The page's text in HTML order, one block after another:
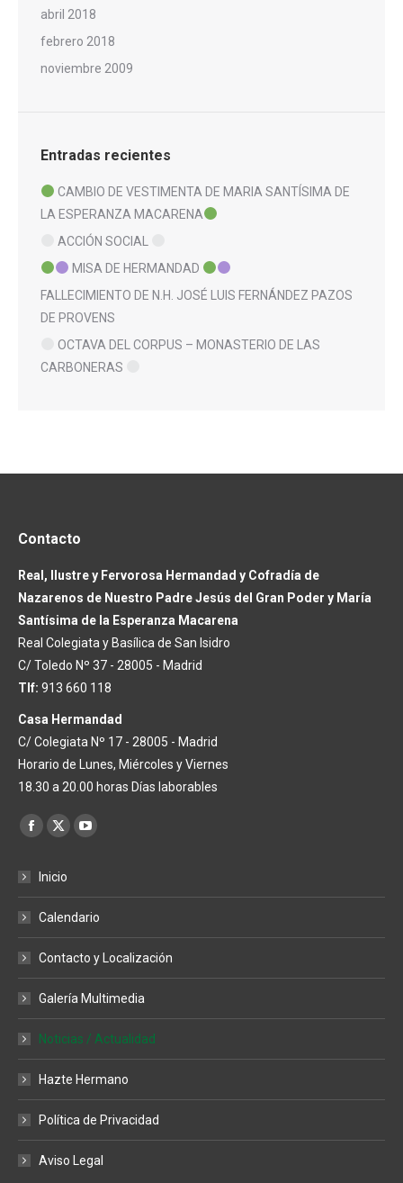
abril 2018
febrero 2018
noviembre 2009
Entradas recientes
CAMBIO DE VESTIMENTA DE MARIA SANTÍSIMA DE
LA ESPERANZA MACARENA
ACCIÓN SOCIAL
MISA DE HERMANDAD
FALLECIMIENTO DE N.H. JOSÉ LUIS FERNÁNDEZ PAZOS
DE PROVENS
OCTAVA DEL CORPUS – MONASTERIO DE LAS
CARBONERAS
Contacto
Real, Ilustre y Fervorosa Hermandad y Cofradía de
Nazarenos de Nuestro Padre Jesús del Gran Poder y María
Santísima de la Esperanza Macarena
Real Colegiata y Basílica de San Isidro
C/ Toledo Nº 37 - 28005 - Madrid
Tlf: 913 660 118
Casa Hermandad
C/ Colegiata Nº 17 - 28005 - Madrid
Horario de Lunes, Miércoles y Viernes
18.30 a 20.00 horas Días laborables
Encuéntranos en:
Facebook
opens
window
X
opens
window
YouTube
window
Inicio
Calendario
Contacto y Localización
Galería Multimedia
Noticias / Actualidad
Hazte Hermano
Política de Privacidad
Aviso Legal